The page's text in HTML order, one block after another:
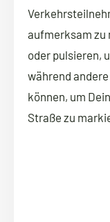
aufmerksam zu
oder pulsieren,
während
können, um
Straße zu